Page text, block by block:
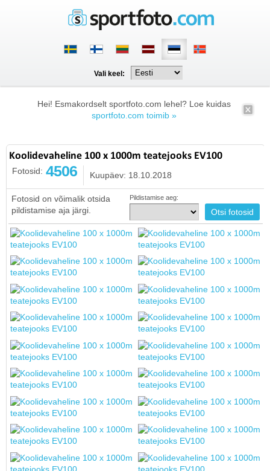
Vali keel:
Hei! Esmakordselt sportfoto.com lehel? Loe kuidas
sportfoto.com toimib »
Koolidevaheline 100 x 1000m teatejooks EV100
Fotosid: 4506 Kuupäev: 18.10.2018
Fotosid on võimalik otsida
pildistamise aja järgi.
Pildistamise aeg: